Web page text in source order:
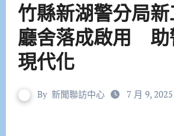
竹縣新湖警分局
廳舍落成啟用 助
現代化
By 新聞聯訪中心 7 月 9, 2025